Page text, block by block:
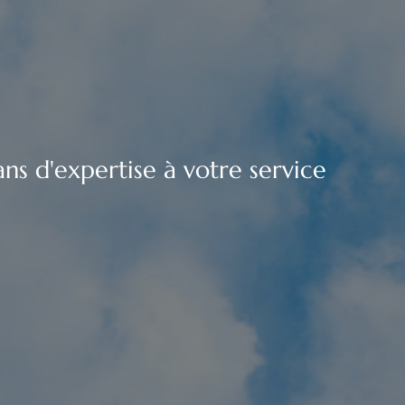
d'expertise à votre service